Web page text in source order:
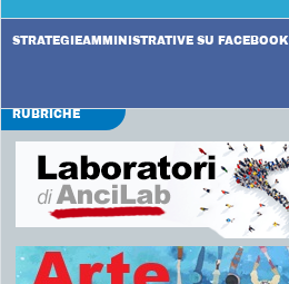
STRATEGIEAMMINISTRATIVE SU FACEBOOK
RUBRICHE